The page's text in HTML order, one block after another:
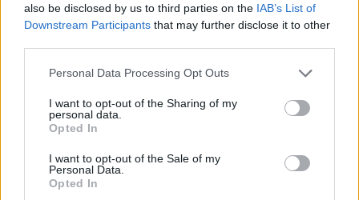
also be disclosed by us to third parties on the IAB’s List of
Downstream Participants that may further disclose it to other
Personal Data Processing Opt Outs
I want to opt-out of the Sharing of my
personal data.
Opted In
I want to opt-out of the Sale of my
Personal Data.
Opted In
Eric Wendt konfirmohet
nga Senati si ambasador i
SHBA-së në Shqipëri,
emërimi pret firmën e
Trump
Futbolli librazhdas në zi,
Çota, ish-kapiten dhe ish-
trajner i Sopotit